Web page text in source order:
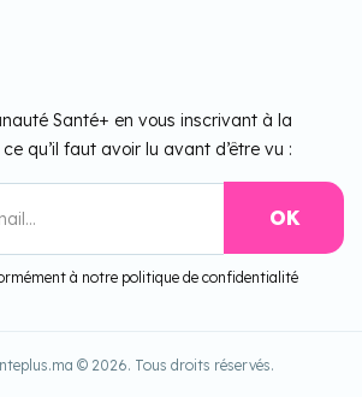
Santé+ en vous inscrivant à la
qu’il faut avoir lu avant d’être vu :
à notre politique de confidentialité
© 2026. Tous droits réservés.